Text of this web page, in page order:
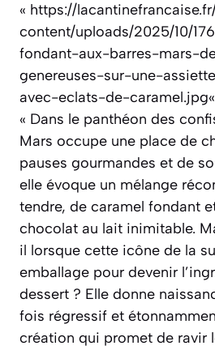
« https://
content/uploads/2025/10/
fondant-aux-barres-mars-
genereuses-sur-une-
avec-eclats-de-
« Dans le panthéon des
Mars occupe une place de
pauses gourmandes et de
elle évoque un mélange
tendre, de caramel fondant
chocolat au lait inimitable.
il lorsque cette icône de la
emballage pour devenir
dessert ? Elle donne
fois régressif et
création qui promet de ravir